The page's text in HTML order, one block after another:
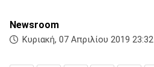
Newsroom
Κυριακή, 07 Απριλίου 2019 23:32